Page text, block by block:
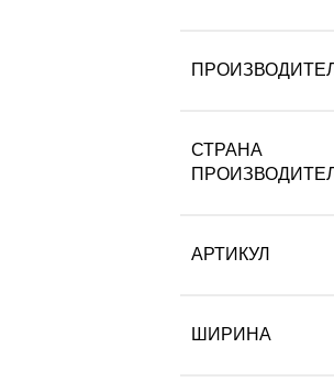
СТРАНА
АРТИКУЛ
ШИРИНА